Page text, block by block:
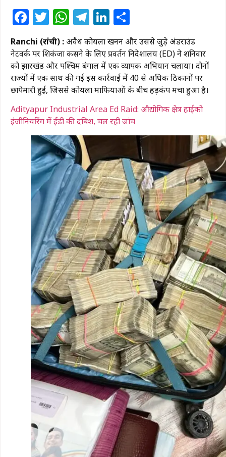
Facebook
Twitter
WhatsApp
Telegram
LinkedIn
Ranchi (रांची) : अवैध कोयला खनन और उससे जुड़े अंडरग्राउंड
नेटवर्क पर शिकंजा कसने के लिए प्रवर्तन निदेशालय (ED) ने शनिवार
को झारखंड और पश्चिम बंगाल में एक व्यापक अभियान चलाया। दोनों
राज्यों में एक साथ की गई इस कार्रवाई में 40 से अधिक ठिकानों पर
छापेमारी हुई, जिससे कोयला माफियाओं के बीच हड़कंप मचा हुआ है।
Adityapur Industrial Area Ed Raid: औद्योगिक क्षेत्र हाईको
इंजीनियरिंग में ईडी की दबिश, चल रही जांच